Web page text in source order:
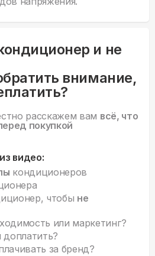
и не
внимание,
расскажем вам всё, что
покупкой
видео:
кондиционеров
чтобы не
или маркетинг?
доплатить?
за бренд?